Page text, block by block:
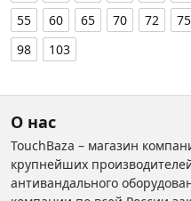
55
60 65 70 72 75
98
103
О нас
TouchBaza – магазин
крупнейших
антивандального